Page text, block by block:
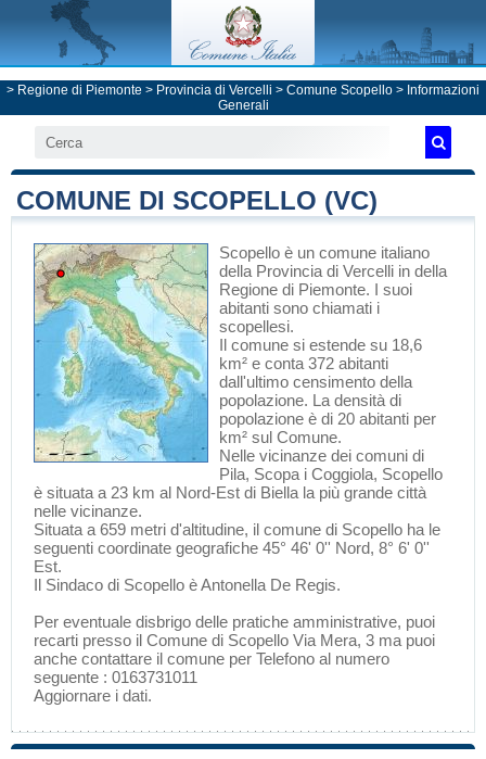
> Regione di Piemonte > Provincia di Vercelli > Comune Scopello > Informazioni
Generali
COMUNE DI SCOPELLO (VC)
Scopello è un comune italiano
della Provincia di Vercelli in della
Regione di Piemonte. I suoi
abitanti sono chiamati i
scopellesi.
Il comune si estende su 18,6
km² e conta 372 abitanti
dall'ultimo censimento della
popolazione. La densità di
popolazione è di 20 abitanti per
km² sul Comune.
Nelle vicinanze dei comuni di
Pila, Scopa i Coggiola, Scopello
è situata a 23 km al Nord-Est di Biella la più grande città
nelle vicinanze.
Situata a 659 metri d'altitudine, il comune di Scopello ha le
seguenti coordinate geografiche 45° 46' 0'' Nord, 8° 6' 0''
Est.
Il Sindaco di Scopello è Antonella De Regis.
Per eventuale disbrigo delle pratiche amministrative, puoi
recarti presso il Comune di Scopello Via Mera, 3 ma puoi
anche contattare il comune per Telefono al numero
seguente : 0163731011
Aggiornare i dati.